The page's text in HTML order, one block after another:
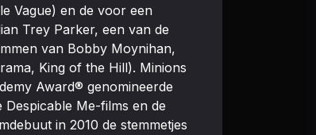
Vague) en de voor een
Trey Parker, een van de
van Bobby Moynihan,
King of the Hill). Minions
Award® genomineerde
Me-films en de
in 2010 de stemmetjes